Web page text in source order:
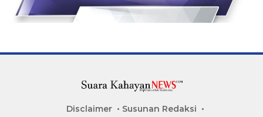
Disclaimer
Susunan Redaksi